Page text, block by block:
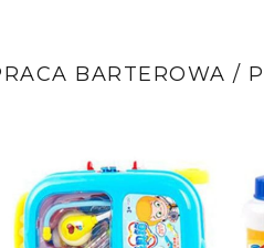
BARTEROWA /